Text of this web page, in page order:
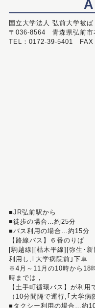
国立大学法人 弘前大学被
〒036-8564 青森県弘前市
TEL：0172-39-5401 FAX
■JR弘前駅から
■徒歩の場合…約25分
■バス利用の場合…約15分
【路線バス】６番のりば
[駒越線][枯木平線][弥生･
利用し,｢大学病院前｣下車
※4月～11月の10時から18
時までは，
【土手町循環バス】が利用
（10分間隔で運行,｢大学病
■タクシー利用の場合…約